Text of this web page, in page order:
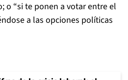
o “si te ponen a votar entre el
a las opciones políticas